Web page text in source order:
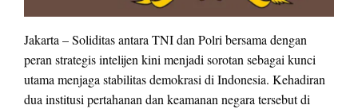
Jakarta – Soliditas antara TNI dan Polri bersama dengan
peran strategis intelijen kini menjadi sorotan sebagai kunci
utama menjaga stabilitas demokrasi di Indonesia. Kehadiran
dua institusi pertahanan dan keamanan negara tersebut di